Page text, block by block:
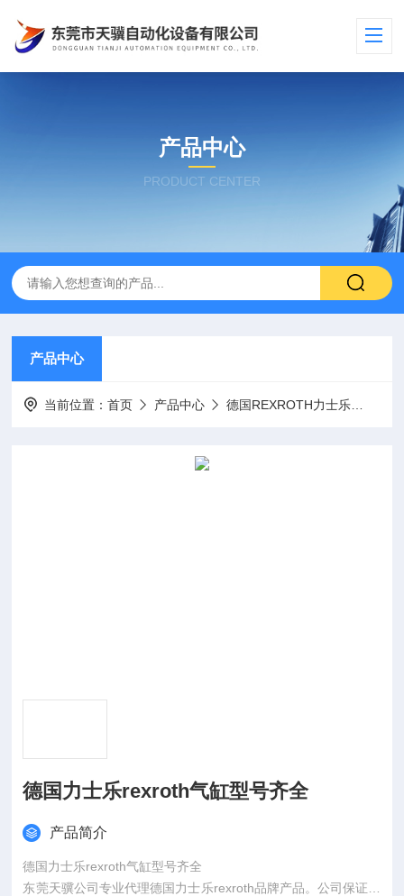
产品中心
PRODUCT CENTER
产品中心
当前位置：首页 产品中心 德国REXROTH力士乐
德国力士乐rexroth气缸型号齐全
产品简介
德国力士乐rexroth气缸型号齐全
东莞天骥公司专业代理德国力士乐rexroth品牌产品。公司保证产